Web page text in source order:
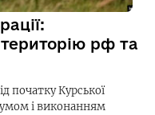
рф та
початку Курської
і виконанням